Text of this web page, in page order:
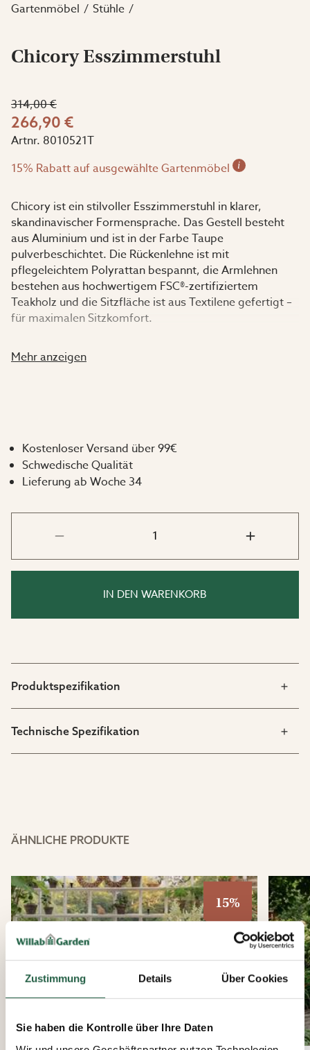
Zustimmung Details Über Cookies
Sie haben die Kontrolle über Ihre Daten
Gartenmöbel Stühle
Chicory Esszimmerstuhl
314,00 €
266,90 €
Artnr. 8010521T
15% Rabatt auf ausgewählte Gartenmöbel
i
Chicory ist ein stilvoller Esszimmerstuhl in klarer,
skandinavischer Formensprache. Das Gestell besteht
aus Aluminium und ist in der Farbe Taupe
pulverbeschichtet. Die Rückenlehne ist mit
pflegeleichtem Polyrattan bespannt, die Armlehnen
bestehen aus hochwertigem FSC®-zertifiziertem
Teakholz und die Sitzfläche ist aus Textilene gefertigt –
für maximalen Sitzkomfort.
Dieser Stuhl wurde speziell für den Chicory-Esstisch
Das lackierte Aluminiumgestell ist nicht nur besonders
pflegeleicht und absolut rostfrei – es macht den Stuhl
auch leicht und einfach zu bewegen, etwa für die
resistenter gegen Schimmel und Algen als echtes
Sitzflächen ist der Chicory-Stuhl die ideale Wahl für alle,
mit Pflege verbringen möchten.
Breite:67,5 cm
Tiefe:70,5 cm
Mehr anzeigen
Kostenloser Versand über 99€
Schwedische Qualität
Lieferung ab Woche 34
IN DEN WARENKORB
Produktspezifikation
Technische Spezifikation
ÄHNLICHE PRODUKTE
15%